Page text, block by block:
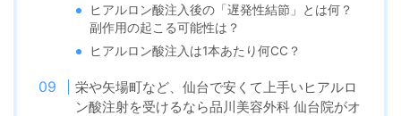
ヒアルロン酸注入後の「遅発性結節」とは何？
副作用の起こる可能性は？
ヒアルロン酸注入は1本あたり何CC？
栄や矢場町など、仙台で安くて上手いヒアルロ
ン酸注射を受けるなら品川美容外科 仙台院がオ